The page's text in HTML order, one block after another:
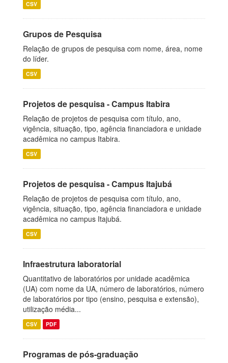
CSV
Grupos de Pesquisa
Relação de grupos de pesquisa com nome, área, nome
do líder.
CSV
Projetos de pesquisa - Campus Itabira
Relação de projetos de pesquisa com título, ano,
vigência, situação, tipo, agência financiadora e unidade
acadêmica no campus Itabira.
CSV
Projetos de pesquisa - Campus Itajubá
Relação de projetos de pesquisa com título, ano,
vigência, situação, tipo, agência financiadora e unidade
acadêmica no campus Itajubá.
CSV
Infraestrutura laboratorial
Quantitativo de laboratórios por unidade acadêmica
(UA) com nome da UA, número de laboratórios, número
de laboratórios por tipo (ensino, pesquisa e extensão),
utilização média...
CSV PDF
Programas de pós-graduação